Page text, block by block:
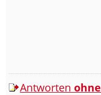
Antworten ohne